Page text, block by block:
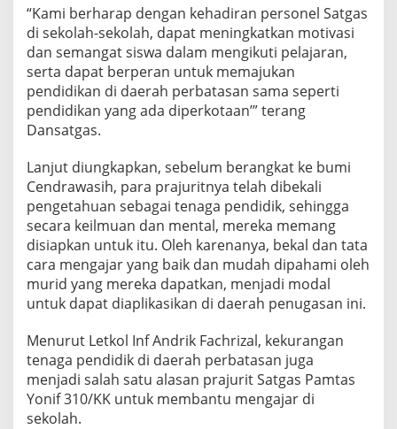
d
k
a
n
“Kami berharap dengan kehadiran personel Satgas
di sekolah-sekolah, dapat meningkatkan motivasi
dan semangat siswa dalam mengikuti pelajaran,
serta dapat berperan untuk memajukan
pendidikan di daerah perbatasan sama seperti
pendidikan yang ada diperkotaan’” terang
Dansatgas.
Lanjut diungkapkan, sebelum berangkat ke bumi
Cendrawasih, para prajuritnya telah dibekali
pengetahuan sebagai tenaga pendidik, sehingga
secara keilmuan dan mental, mereka memang
disiapkan untuk itu. Oleh karenanya, bekal dan tata
cara mengajar yang baik dan mudah dipahami oleh
murid yang mereka dapatkan, menjadi modal
untuk dapat diaplikasikan di daerah penugasan ini.
Menurut Letkol Inf Andrik Fachrizal, kekurangan
tenaga pendidik di daerah perbatasan juga
menjadi salah satu alasan prajurit Satgas Pamtas
Yonif 310/KK untuk membantu mengajar di
sekolah.